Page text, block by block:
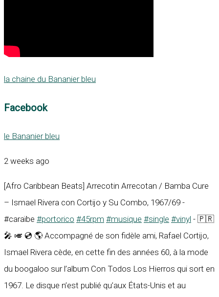
la chaine du Bananier bleu
Facebook
le Bananier bleu
2 weeks ago
[Afro Caribbean Beats] Arrecotin Arrecotan / Bamba Cure
– Ismael Rivera con Cortijo y Su Combo, 1967/69 -
#caraïbe #portorico #45rpm #musique #single #vinyl - 🇵🇷
🎤 🎺 💿 🌎 Accompagné de son fidèle ami, Rafael Cortijo,
Ismael Rivera cède, en cette fin des années 60, à la mode
du boogaloo sur l’album Con Todos Los Hierros qui sort en
1967. Le disque n’est publié qu’aux États-Unis et au